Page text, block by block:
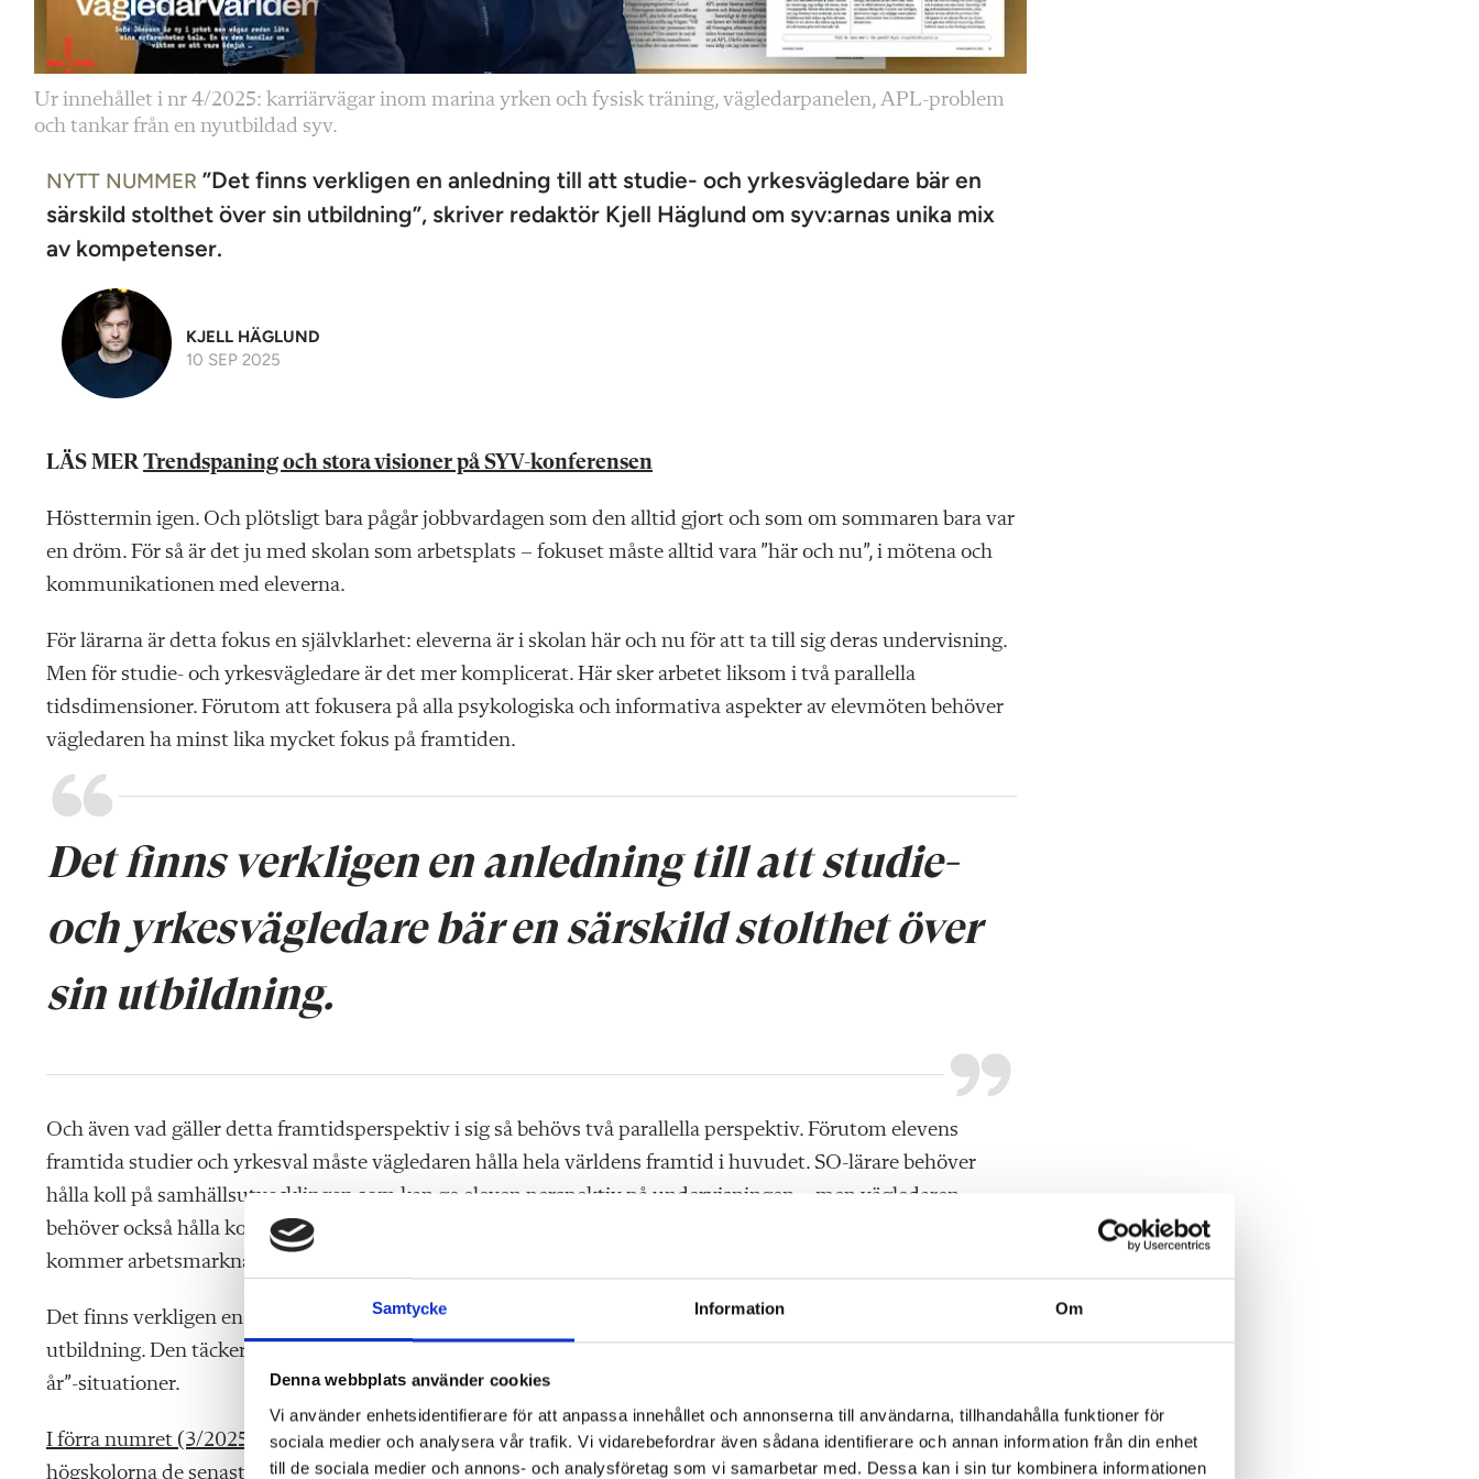
Samtycke Information Om
Denna webbplats använder cookies
Vi använder enhetsidentifierare för att anpassa innehållet och annonserna till användarna, tillhandahålla funktioner för
sociala medier och analysera vår trafik. Vi vidarebefordrar även sådana identifierare och annan information från din enhet
till de sociala medier och annons- och analysföretag som vi samarbetar med. Dessa kan i sin tur kombinera informationen
Ur innehållet i nr 4/2025: karriärvägar inom marina yrken och fysisk träning, vägledarpanelen, APL-problem
och tankar från en nyutbildad syv.
NYTT NUMMER ”Det finns verkligen en anledning till att studie- och yrkes­vägledare bär en
särskild stolthet över sin utbildning”, skriver redaktör Kjell Häglund om syv:arnas unika mix
av kompetenser.
KJELL HÄGLUND
10 SEP 2025
LÄS MER Trendspaning och stora visioner på SYV-konferensen
Hösttermin igen. Och plötsligt bara pågår jobbvardagen som den alltid gjort och som om sommaren bara var
en dröm. För så är det ju med skolan som arbetsplats – fokuset måste alltid vara ”här och nu”, i mötena och
kommunikationen med eleverna.
För lärarna är detta fokus en självklarhet: eleverna är i skolan här och nu för att ta till sig deras undervisning.
Men för studie-­ och yrkesvägledare är det mer komplicerat. Här sker arbetet liksom i två parallella
tidsdimensioner. Förutom att fokusera på alla ­psykologiska och informativa aspekter av elevmöten behöver
vägledaren ha minst lika mycket fokus på framtiden.
Det finns verkligen en anledning till att studie-
och yrkes­vägledare bär en särskild stolthet över
sin utbildning.
Och även vad gäller detta framtidsperspektiv i sig så behövs två parallella perspektiv. Förutom elevens
framtida studier och yrkesval måste vägledaren hålla hela världens framtid i huvudet. SO-lärare behöver
hålla koll på samhällsutvecklingen som kan ge eleven perspektiv på undervisningen – men vägledaren
behöver också hålla koll på vart samhället är på väg. Och då inte bara på makronivå utan i detalj. Hur
kommer arbetsmarknaden att se ut om tio, femton, tjugo år?
Det finns verkligen en anledning till att studie- och yrkes­vägledare bär en särskild stolthet över sin
utbildning. Den täcker ovanligt stora tankeytor och ska förbereda för komplexa ”här och nu och om femton
år”-situationer.
I förra numret (3/2025) granskade vi raseti antalet ansökningar som ­drabbat våra syv-utbildningar på
högskolorna de senaste tio åren. Ochi numret dessförinnan granskade vi fejkutbildningarna som säljs dyrt